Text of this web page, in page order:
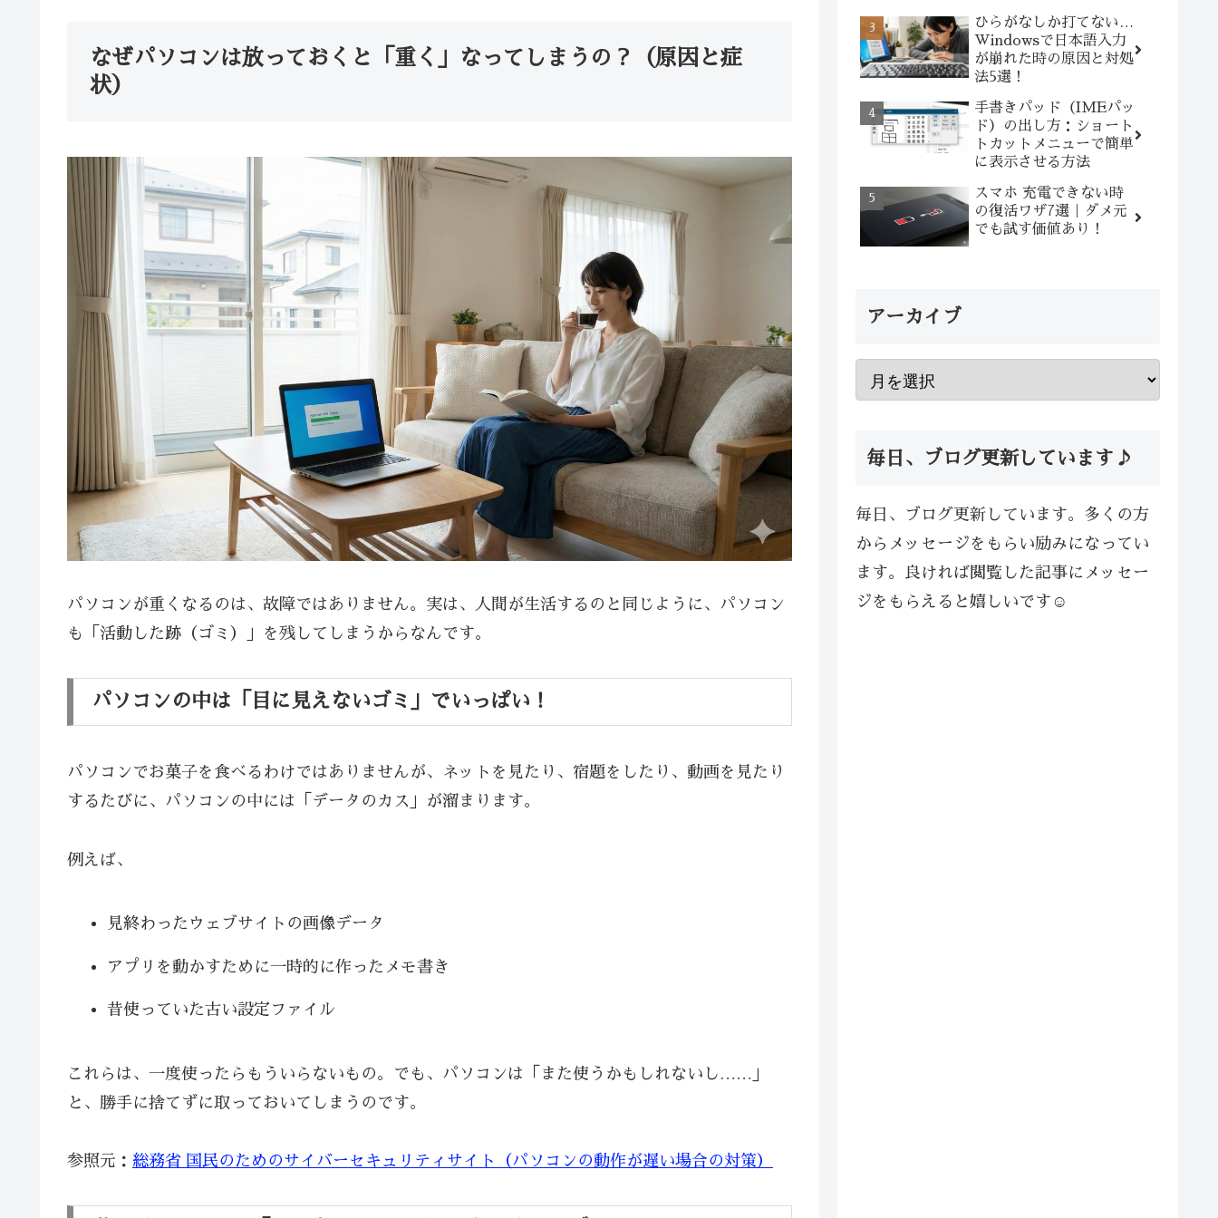
なぜパソコンは放っておくと「重く」なってしまうの？（原因と症
状）
パソコンが重くなるのは、故障ではありません。実は、人間が生活するのと同じように、パソコン
も「活動した跡（ゴミ）」を残してしまうからなんです。
パソコンの中は「目に見えないゴミ」でいっぱい！
パソコンでお菓子を食べるわけではありませんが、ネットを見たり、宿題をしたり、動画を見たり
するたびに、パソコンの中には「データのカス」が溜まります。
例えば、
見終わったウェブサイトの画像データ
アプリを動かすために一時的に作ったメモ書き
昔使っていた古い設定ファイル
これらは、一度使ったらもういらないもの。でも、パソコンは「また使うかもしれないし……」
と、勝手に捨てずに取っておいてしまうのです。
参照元： 総務省 国民のためのサイバーセキュリティサイト（パソコンの動作が遅い場合の対策）
ひらがなしか打てない…
Windowsで日本語入力
が崩れた時の原因と対処
法5選！
手書きパッド（IMEパッ
ド）の出し方：ショート
トカットメニューで簡単
に表示させる方法
スマホ 充電できない時
の復活ワザ7選｜ダメ元
でも試す価値あり！
アーカイブ
毎日、ブログ更新しています♪
毎日、ブログ更新しています。多くの方
からメッセージをもらい励みになってい
ます。良ければ閲覧した記事にメッセー
ジをもらえると嬉しいです☺